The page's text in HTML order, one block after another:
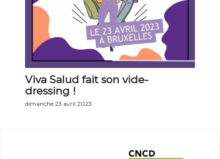
Viva Salud fait son vide-
dressing !
dimanche 23 avril 2023